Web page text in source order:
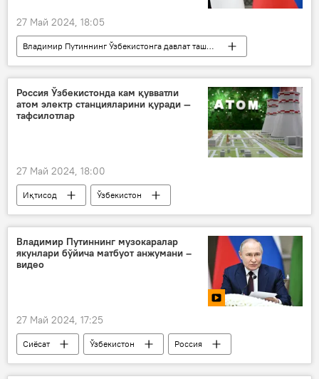
27 Май 2024, 18:05
Владимир Путиннинг Ўзбекистонга давлат ташрифи - 2024 йил
Сиёсат
Ўзбекистон
Россия
Ўзбекистон - Россия
ҳужжатлар
Россия Ўзбекистонда кам қувватли
атом электр станцияларини қуради —
тафсилотлар
27 Май 2024, 18:00
Иқтисод
Ўзбекистон
Ўзбекистон - Россия
Россия
АЭС
Владимир Путиннинг музокаралар
якунлари бўйича матбуот анжумани –
видео
27 Май 2024, 17:25
Сиёсат Ўзбекистон
Россия
Владимир Путин